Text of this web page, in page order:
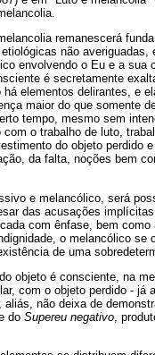
remanescerá
não
envolvendo o Eu e a
é secretamente
elementos delirantes, e
maior do que somente
tempo, mesmo sem
o trabalho de luto,
do objeto perdido
da falta, noções bem
e melancólico, será
das acusações
com ênfase, bem
o melancólico
de uma
objeto é consciente, na
com o objeto perdido - já
aliás, não deixa de
do Supereu negativo ,